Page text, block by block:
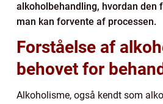
alkoholbehandling, hvordan den
man kan forvente af processen.
Forståelse af
behovet for
Alkoholisme, også kendt som